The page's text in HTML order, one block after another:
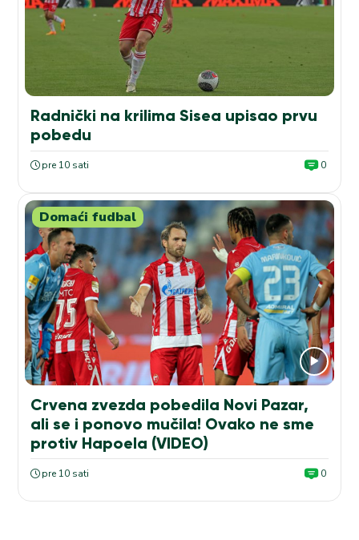
Radnički na krilima Sisea upisao prvu
pobedu
pre 10 sati 0
Domaći fudbal
Crvena zvezda pobedila Novi Pazar,
ali se i ponovo mučila! Ovako ne sme
protiv Hapoela (VIDEO)
pre 10 sati 0